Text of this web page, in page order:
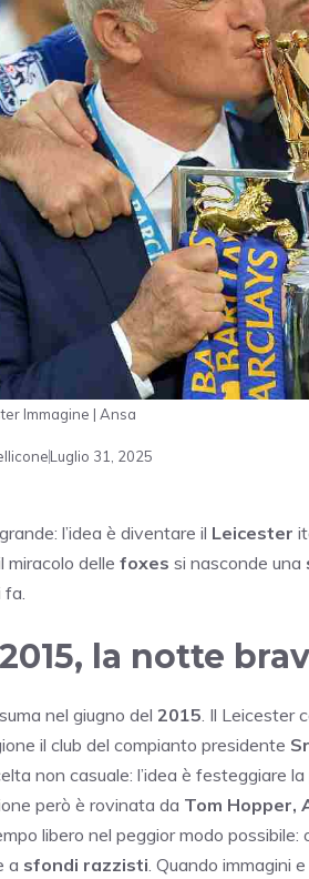
Immagine | Ansa
Luglio 31, 2025
l’idea è diventare il Leicester
miracolo delle foxes si nasconde una
la notte
nel giugno del 2015 . Il
il club del compianto presidente
non casuale: l’idea è
però è rovinata da Tom Hopper,
libero nel peggior modo
a sfondi razzisti . Quando immagini